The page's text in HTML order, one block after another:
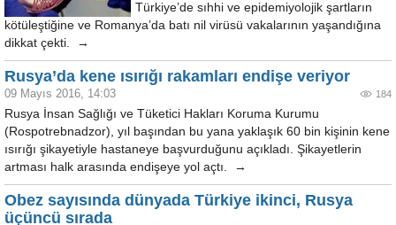
Türkiye’de sıhhi ve epidemiyolojik şartların
kötüleştiğine ve Romanya’da batı nil virüsü vakalarının yaşandığına
dikkat çekti. →
Rusya’da kene ısırığı rakamları endişe veriyor
09 Mayıs 2016, 14:03 184
Rusya İnsan Sağlığı ve Tüketici Hakları Koruma Kurumu
(Rospotrebnadzor), yıl başından bu yana yaklaşık 60 bin kişinin kene
ısırığı şikayetiyle hastaneye başvurduğunu açıkladı. Şikayetlerin
artması halk arasında endişeye yol açtı. →
Obez sayısında dünyada Türkiye ikinci, Rusya
üçüncü sırada